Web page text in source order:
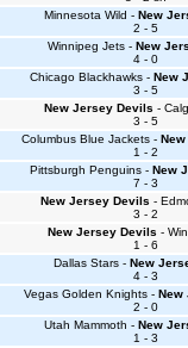
Minnesota Wild - New
2 - 5
Winnipeg Jets - New
4 - 0
Chicago Blackhawks - New
3 - 5
New Jersey Devils -
3 - 5
Columbus Blue Jackets -
1 - 2
Pittsburgh Penguins - New
7 - 3
New Jersey Devils -
3 - 2
New Jersey Devils -
1 - 6
Dallas Stars - New
4 - 3
Vegas Golden Knights - New
2 - 0
Utah Mammoth - New
1 - 3